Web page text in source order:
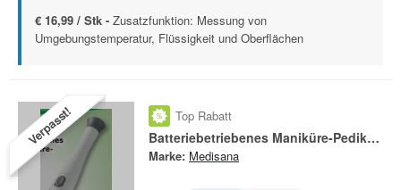
€ 16,99 / Stk - Zusatzfunktion: Messung von
Umgebungstemperatur, Flüssigkeit und Oberflächen
Verpasst! Top Rabatt
Batteriebetriebenes Maniküre-Pediküre-Set MP 810
Marke: Medisana